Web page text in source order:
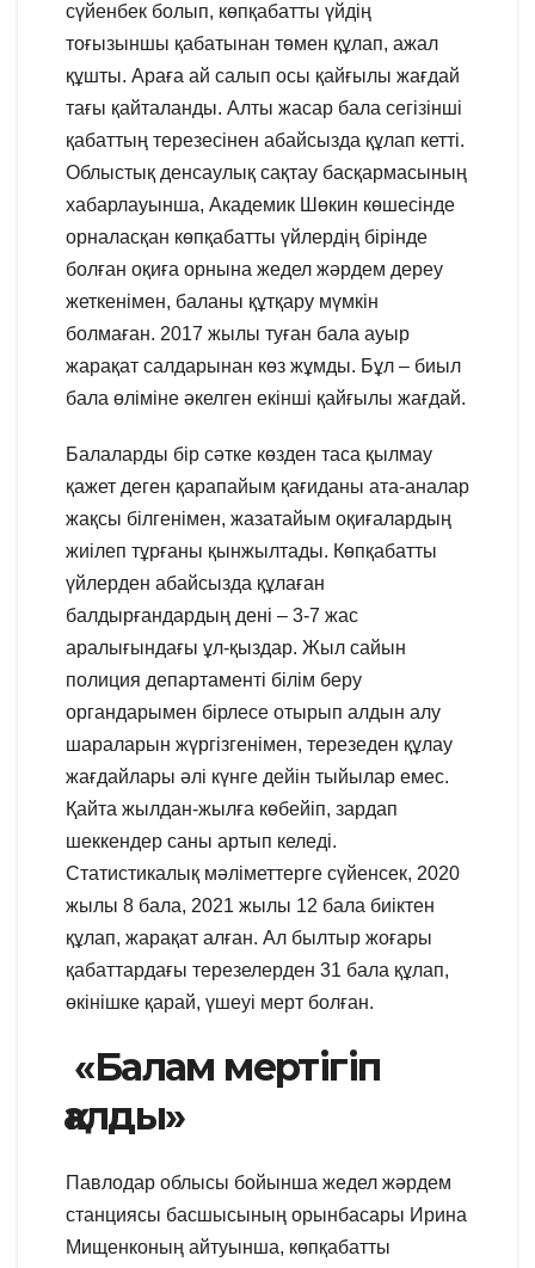
сүйенбек болып, көпқабатты үйдің
тоғызыншы қабатынан төмен құлап, ажал
құшты. Араға ай салып осы қайғылы жағдай
тағы қайталанды. Алты жасар бала сегізінші
қабаттың терезесінен абайсызда құлап кетті.
Облыстық денсаулық сақтау басқармасының
хабарлауынша, Академик Шөкин көшесінде
орналасқан көпқабатты үйлердің бірінде
болған оқиға орнына жедел жәрдем дереу
жеткенімен, баланы құтқару мүмкін
болмаған. 2017 жылы туған бала ауыр
жарақат салдарынан көз жұмды. Бұл – биыл
бала өліміне әкелген екінші қайғылы жағдай.
Балаларды бір сәтке көзден таса қылмау
қажет деген қарапайым қағиданы ата-аналар
жақсы білгенімен, жазатайым оқиғалардың
жиілеп тұрғаны қынжылтады. Көпқабатты
үйлерден абайсызда құлаған
балдырғандардың дені – 3-7 жас
аралығындағы ұл-қыздар. Жыл сайын
полиция департаменті білім беру
органдарымен бірлесе отырып алдын алу
шараларын жүргізгенімен, терезеден құлау
жағдайлары әлі күнге дейін тыйылар емес.
Қайта жылдан-жылға көбейіп, зардап
шеккендер саны артып келеді.
Статистикалық мәліметтерге сүйенсек, 2020
жылы 8 бала, 2021 жылы 12 бала биіктен
құлап, жарақат алған. Ал былтыр жоғары
қабаттардағы терезелерден 31 бала құлап,
өкінішке қарай, үшеуі мерт болған.
«Балам мертігіп
қалды»
Павлодар облысы бойынша жедел жәрдем
станциясы басшысының орынбасары Ирина
Мищенконың айтуынша, көпқабатты